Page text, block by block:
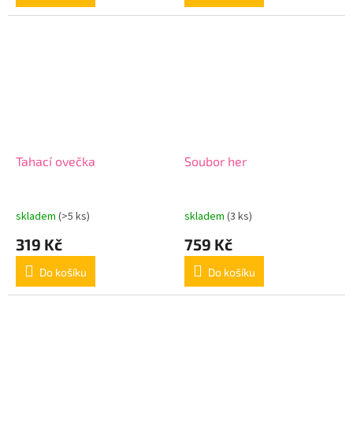
Tahací ovečka
skladem (>5 ks)
319 Kč
Do košíku
Soubor her
skladem (3 ks)
759 Kč
Do košíku